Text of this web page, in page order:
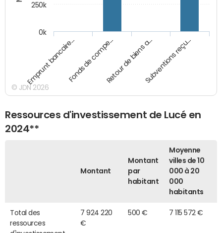
Emprunt bancaire…Fonds de compe…Retour de biens a…Subventions reçu…
0k
250k
© JDN 2026
Ressources d'investissement de Lucé en
2024**
Montant
Montant
par
habitant
Moyenne
villes de 10
000 à 20
000
habitants
Total des
ressources
7 924 220
€
500 € 7 115 572 €